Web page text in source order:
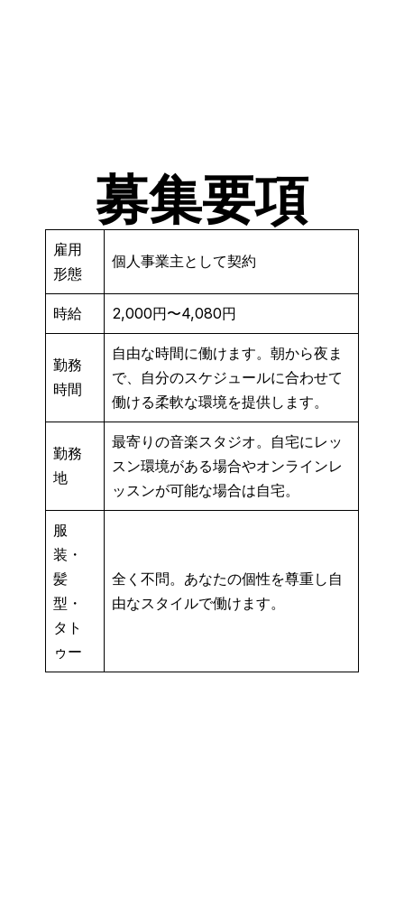
募集要項
雇用
形態
個人事業主として契約
時給 2,000円〜4,080円
勤務
時間
自由な時間に働けます。朝から夜ま
で、自分のスケジュールに合わせて
働ける柔軟な環境を提供します。
勤務
地
最寄りの音楽スタジオ。自宅にレッ
スン環境がある場合やオンラインレ
ッスンが可能な場合は自宅。
服
装・
髪
型・
タト
ゥー
全く不問。あなたの個性を尊重し自
由なスタイルで働けます。